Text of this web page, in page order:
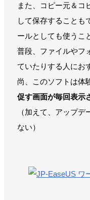
また、コピー元＆コ
して保存することも
ールとしても使うこ
普段、ファイルやフ
ていたりする人にお
尚、このソフトは体
促す画面が毎回表示
（加えて、アップ
ない）